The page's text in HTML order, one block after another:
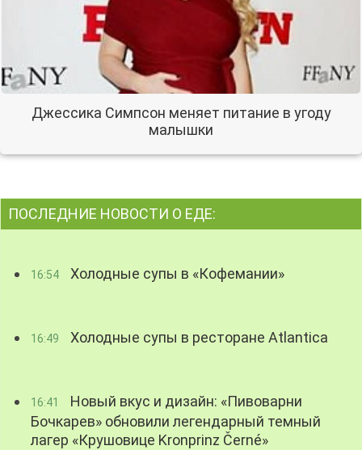
Джессика Симпсон меняет питание в угоду
малышки
ПОСЛЕДНИЕ НОВОСТИ О ЕДЕ:
16:54 Холодные супы в «Кофемании»
16:49 Холодные супы в ресторане Atlantica
16:41
Новый вкус и дизайн: «Пивоварни
Бочкарев» обновили легендарный темный
лагер «Крушовице Kronprinz Černé»